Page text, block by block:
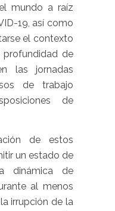
mundo a raíz
19, así como
el contexto
de
las jornadas
de trabajo
de
de estos
un estado de
dinámica de
al menos
irrupción de la